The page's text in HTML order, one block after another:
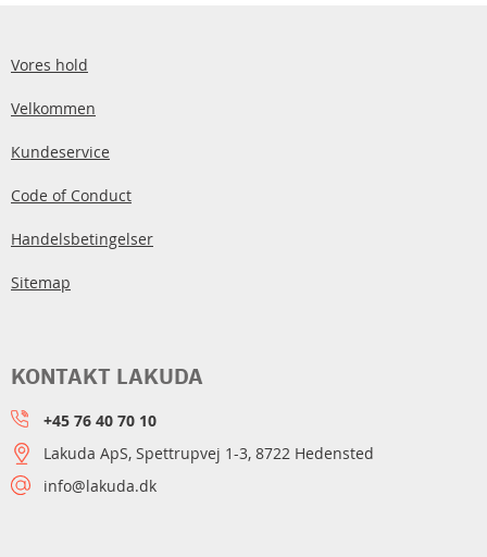
Vores hold
Velkommen
Kundeservice
Code of Conduct
Handelsbetingelser
Sitemap
KONTAKT LAKUDA
+45 76 40 70 10
Lakuda ApS, Spettrupvej 1-3, 8722 Hedensted
info@lakuda.dk